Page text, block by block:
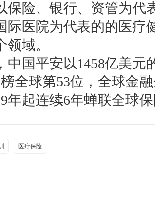
保险、银行、资管为代
际医院为代表的的医疗
域。
中国平安以1458亿美元
全球第53位，全球金
年起连续6年蝉联全球
医疗保险